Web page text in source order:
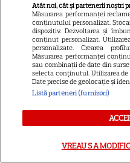
ALTE
Atât noi, cât și partenerii noștri
Măsurarea performanței
conținutului personalizat.
dispozitiv. Dezvoltarea și
conținut personalizat.
personalizate. Crearea
Măsurarea performanței
sau combinații de date din
selecta conținutul. Utilizarea
Date precise de geolocație și
Listă parteneri (furnizori)
VREAU SA